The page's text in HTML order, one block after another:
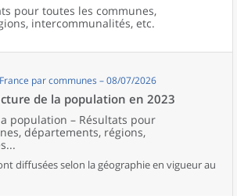
pour toutes les communes,
intercommunalités, etc.
France par communes – 08/07/2026
de la population en 2023
population – Résultats pour
départements, régions,
diffusées selon la géographie en vigueur au